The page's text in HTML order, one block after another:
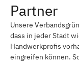
Partner
Unsere
dass in jeder Stadt
Handwerkprofis
eingreifen können.